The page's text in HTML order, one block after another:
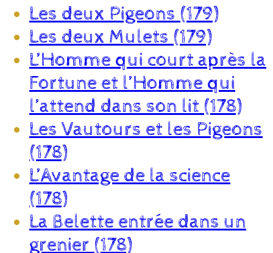
Les deux Pigeons (179)
Les deux Mulets (179)
L’Homme qui court après la
Fortune et l’Homme qui
l’attend dans son lit (178)
Les Vautours et les Pigeons
(178)
L’Avantage de la science
(178)
La Belette entrée dans un
grenier (178)